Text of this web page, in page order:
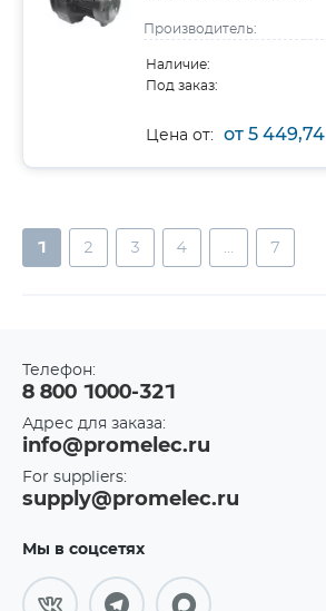
Производитель:
Наличие:
Под заказ:
Цена от: от 5 449,74
1 2 3 4 ... 7
Телефон:
8 800 1000-321
Адрес для заказа:
info@promelec.ru
For suppliers:
supply@promelec.ru
Мы в соцсетях